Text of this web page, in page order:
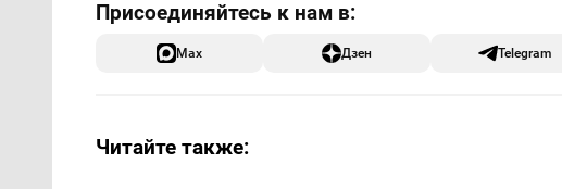
Max Дзен Telegram
Читайте также: